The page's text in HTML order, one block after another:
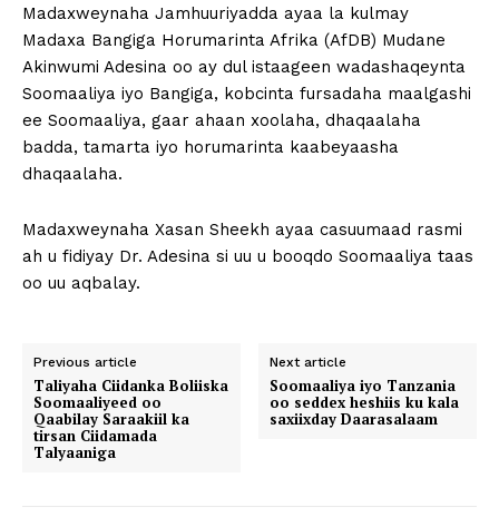
Madaxweynaha Jamhuuriyadda ayaa la kulmay
Madaxa Bangiga Horumarinta Afrika (AfDB) Mudane
Akinwumi Adesina oo ay dul istaageen wadashaqeynta
Soomaaliya iyo Bangiga, kobcinta fursadaha maalgashi
ee Soomaaliya, gaar ahaan xoolaha, dhaqaalaha
badda, tamarta iyo horumarinta kaabeyaasha
dhaqaalaha.
Madaxweynaha Xasan Sheekh ayaa casuumaad rasmi
ah u fidiyay Dr. Adesina si uu u booqdo Soomaaliya taas
oo uu aqbalay.
Previous article
Taliyaha Ciidanka Boliiska
Soomaaliyeed oo
Qaabilay Saraakiil ka
tirsan Ciidamada
Talyaaniga
Next article
Soomaaliya iyo Tanzania
oo seddex heshiis ku kala
saxiixday Daarasalaam